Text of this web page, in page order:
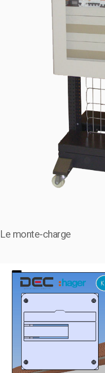
Le monte-charge